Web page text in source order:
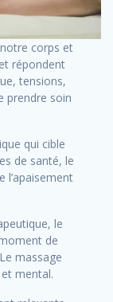
corps et
répondent
tensions,
prendre soin
qui cible
de santé, le
l’apaisement
le
de
massage
mental.